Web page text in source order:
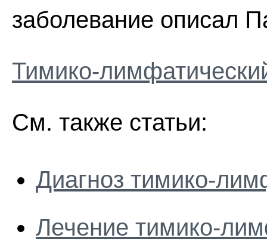
заболевание описал
Тимико-
См. также статьи:
Диагноз тимико-
Лечение тимико-